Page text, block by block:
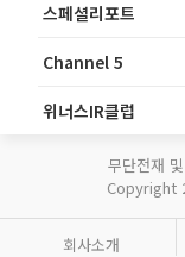
스페셜리포트
Channel 5
위너스IR클럽
무단전재
Copyright
회사소개